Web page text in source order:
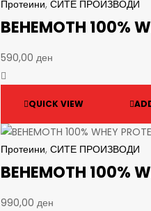
Протеини, СИТЕ ПРОИЗВОДИ
BEHEMOTH 100%
590,00 ден
QUICK VIEW
Протеини, СИТЕ ПРОИЗВОДИ
BEHEMOTH 100%
990,00 ден